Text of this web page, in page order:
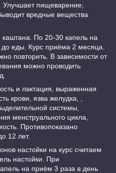
Улучшает пищеварение;
вредные вещества
По 20-30 капель на
еды. Курс приёма 2 месяца.
повторить. В зависимости от
можно проводить
и лактация, выраженная
крови, язва желудка, ,
системы,
менструального цикла,
Противопоказано
12 лет.
настойки на курс считаем
настойки. При
на приём 3 раза в день